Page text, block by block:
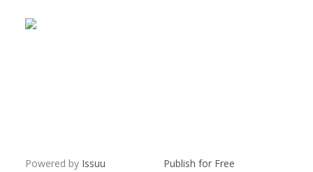
Powered by Issuu Publish for Free